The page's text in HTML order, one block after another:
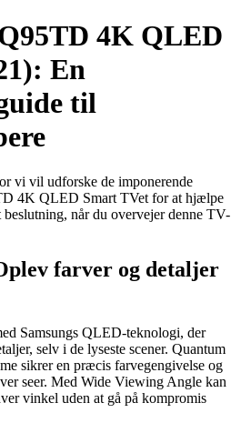
4K QLED
En
til
vi vil udforske de imponerende
4K QLED Smart TVet for at hjælpe
når du overvejer denne TV-
farver og detaljer
Samsungs QLED-teknologi, der
selv i de lyseste scener. Quantum
sikrer en præcis farvegengivelse og
seer. Med Wide Viewing Angle kan
vinkel uden at gå på kompromis